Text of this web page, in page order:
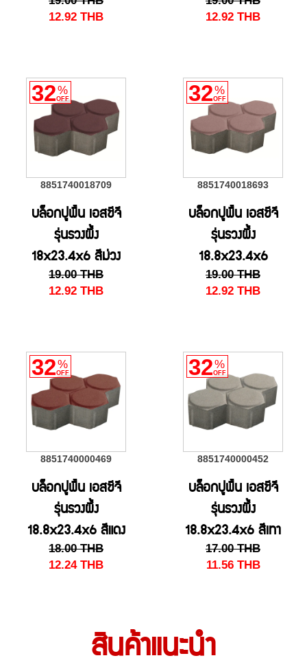
12.92 THB
น้ำตาล
12.92 THB
32%
OFF
8851740018709
บล็อกปูพื้น เอสซีจี
รุ่นรวงผึ้ง
18x23.4x6 สีม่วง
19.00 THB
12.92 THB
32%
OFF
8851740018693
บล็อกปูพื้น เอสซีจี
รุ่นรวงผึ้ง
18.8x23.4x6
สีชมพู
19.00 THB
12.92 THB
32%
OFF
8851740000469
บล็อกปูพื้น เอสซีจี
รุ่นรวงผึ้ง
18.8x23.4x6 สีแดง
18.00 THB
12.24 THB
32%
OFF
8851740000452
บล็อกปูพื้น เอสซีจี
รุ่นรวงผึ้ง
18.8x23.4x6 สีเทา
17.00 THB
11.56 THB
สินค้าแนะนำ